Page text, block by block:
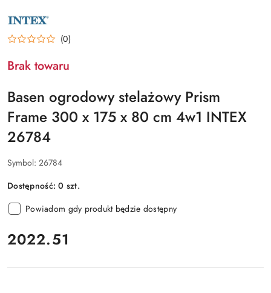
NAZWA
PRODUCENTA:
INTEX (0)
Brak towaru
Basen ogrodowy stelażowy Prism
Frame 300 x 175 x 80 cm 4w1 INTEX
26784
Symbol: 26784
Dostępność:0 szt.
Powiadom gdy produkt będzie dostępny
cena:
2022.51